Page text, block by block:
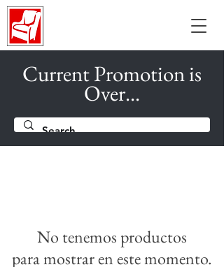
Current Promotion is
Over...
No tenemos productos
para mostrar en este momento.